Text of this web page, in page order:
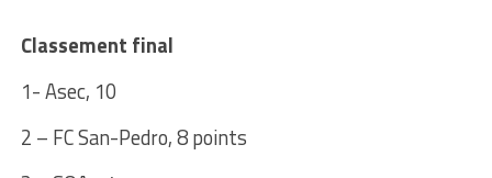
Classement final
1- Asec, 10
2 – FC San-Pedro, 8 points